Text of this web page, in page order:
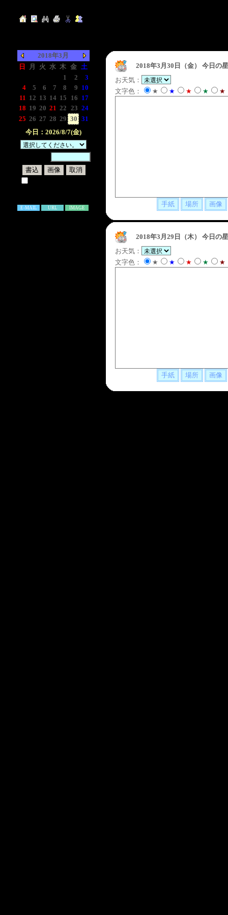
2018年3月
日
月 火 水 木 金 土
1 2
3
4
5 6 7 8 9 10
11 12 13 14 15 16 17
18 19 20 21 22 23 24
25 26 27 28 29 30 31
今日：2026/8/7(金)
E-MAIL URL IMAGE
2018年3月30日（金）
今日の
お天気：
文字色：
★ ★ ★ ★ ★
2018年3月29日（木）
今日の
お天気：
文字色：
★ ★ ★ ★ ★